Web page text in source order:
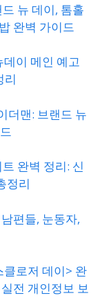
뉴 데이, 톰홀
완벽 가이드
이 메인 예고
리
더맨: 브랜드 뉴
완벽 정리: 신
정리
편들, 눈동자,
로저 데이> 완
전 개인정보 보